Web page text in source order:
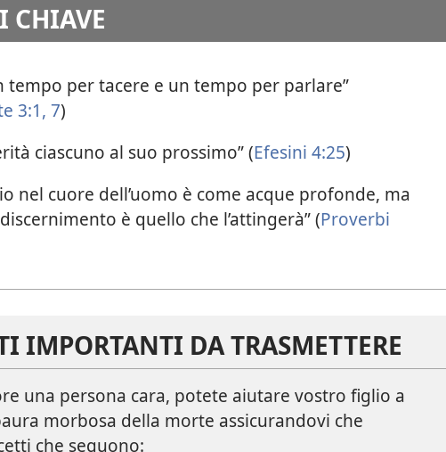
CHIAVE
tempo per tacere e un tempo per parlare”
3:1, 7)
ciascuno al suo prossimo” (Efesini 4:25)
nel cuore dell’uomo è come acque profonde, ma
è quello che l’attingerà” (Proverbi
IMPORTANTI DA TRASMETTERE
una persona cara, potete aiutare vostro figlio a
morbosa della morte assicurandovi che
che seguono: